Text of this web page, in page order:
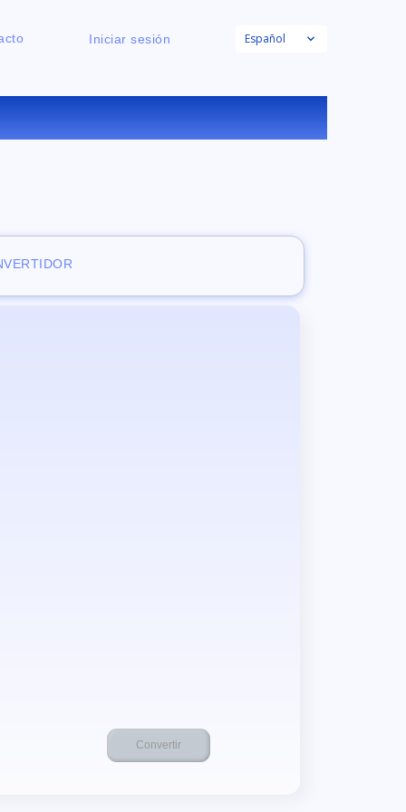
Iniciar sesión Español